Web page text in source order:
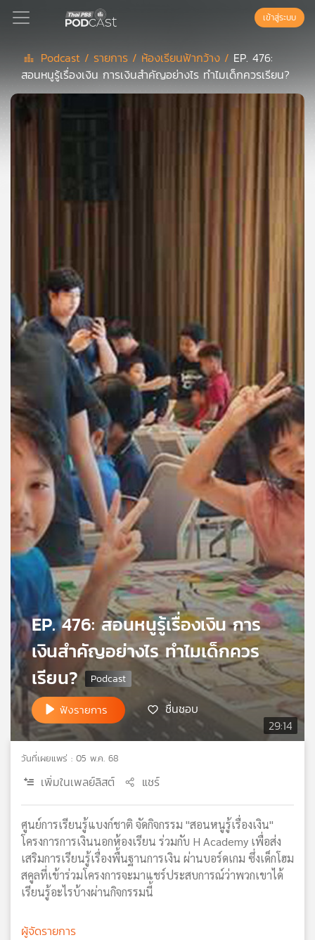
Podcast
เพล
สต์
ของ
คุณ
บทความ
ข่าว
และ
กิจกรรม
เกี่ยว
กับ
เรา
เครือ
ข่าย
วิทยุ
ไทย
พี
บี
เอส
เครือ
ข่าย
เข้าสู่ระบบ
Podcast / รายการ / ห้องเรียนฟ้ากว้าง / EP. 476:
สอนหนูรู้เรื่องเงิน การเงินสำคัญอย่างไร ทำไมเด็กควรเรียน?
29:14
EP. 476: สอนหนูรู้เรื่องเงิน การ
เงินสำคัญอย่างไร ทำไมเด็กควร
เรียน?
ฟังรายการ ชื่นชอบ
วันที่เผยแพร่ : 05 พ.ค. 68
เพิ่มในเพลย์ลิสต์ แชร์
ศูนย์การเรียนรู้แบงก์ชาติ จัดกิจกรรม "สอนหนูรู้เรื่องเงิน"
โครงการการเงินนอกห้องเรียน ร่วมกับ H Academy เพื่อส่ง
เสริมการเรียนรู้เรื่องพื้นฐานการเงิน ผ่านบอร์ดเกม ซึ่งเด็กโฮม
สคูลที่เข้าร่วมโครงการจะมาแชร์ประสบการณ์ว่าพวกเขาได้
เรียนรู้อะไรบ้างผ่านกิจกรรมนี้
ผู้จัดรายการ